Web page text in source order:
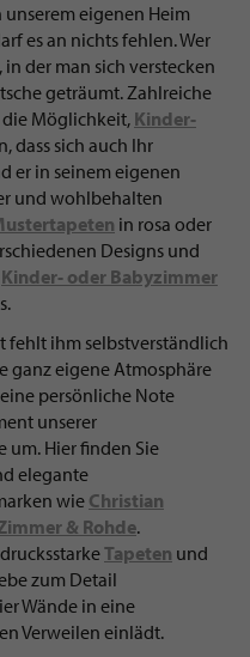
eigenen Heim
es an nichts fehlen. Wer
der man sich verstecken
geträumt. Zahlreiche
die Möglichkeit, Kinder-
dass sich auch Ihr
er in seinem eigenen
und wohlbehalten
in rosa oder
Designs und
Kinder- oder Babyzimmer
fehlt ihm selbstverständlich
ganz eigene Atmosphäre
persönliche Note
unserer
um. Hier finden Sie
elegante
wie Christian
& Rohde.
Tapeten und
zum Detail
Wände in eine
Verweilen einlädt.